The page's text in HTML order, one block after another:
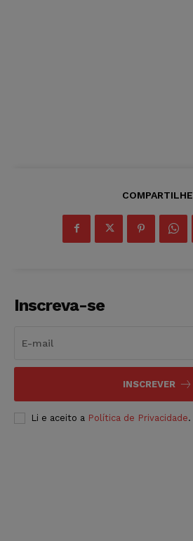
COMPARTILHE
Inscreva-se
INSCREVER
Li e aceito a Política de Privacidade.